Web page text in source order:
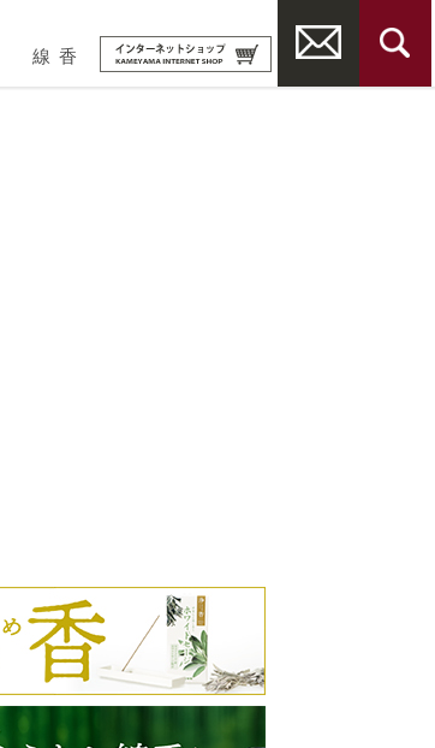
線 香